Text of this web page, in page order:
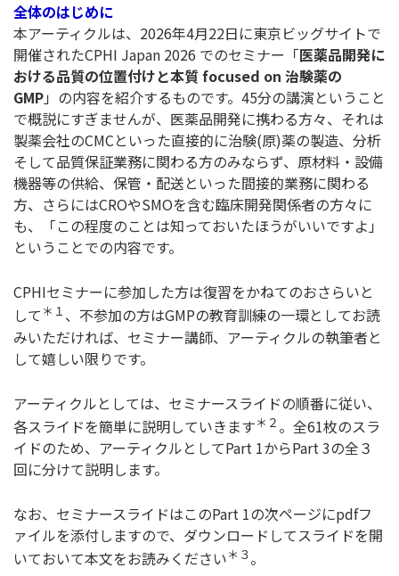
全体のはじめに
本アーティクルは、2026年4月22日に東京ビッグサイトで
開催されたCPHI Japan 2026 でのセミナー「医薬品開発に
おける品質の位置付けと本質 focused on 治験薬の
GMP」の内容を紹介するものです。45分の講演ということ
で概説にすぎませんが、医薬品開発に携わる方々、それは
製薬会社のCMCといった直接的に治験(原)薬の製造、分析
そして品質保証業務に関わる方のみならず、原材料・設備
機器等の供給、保管・配送といった間接的業務に関わる
方、さらにはCROやSMOを含む臨床開発関係者の方々に
も、「この程度のことは知っておいたほうがいいですよ」
ということでの内容です。
CPHIセミナーに参加した方は復習をかねてのおさらいと
して ＊１ 、不参加の方はGMPの教育訓練の一環としてお読
みいただければ、セミナー講師、アーティクルの執筆者と
して嬉しい限りです。
アーティクルとしては、セミナースライドの順番に従い、
各スライドを簡単に説明していきます＊２ 。全61枚のスラ
イドのため、アーティクルとしてPart 1からPart 3の全３
回に分けて説明します。
なお、セミナースライドはこのPart 1の次ページにpdfフ
ァイルを添付しますので、ダウンロードしてスライドを開
いておいて本文をお読みください＊３。